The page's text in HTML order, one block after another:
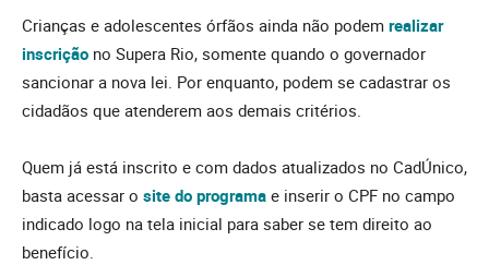
Crianças e adolescentes órfãos ainda não podem realizar
inscrição no Supera Rio, somente quando o governador
sancionar a nova lei. Por enquanto, podem se cadastrar os
cidadãos que atenderem aos demais critérios.
Quem já está inscrito e com dados atualizados no CadÚnico,
basta acessar o site do programa e inserir o CPF no campo
indicado logo na tela inicial para saber se tem direito ao
benefício.